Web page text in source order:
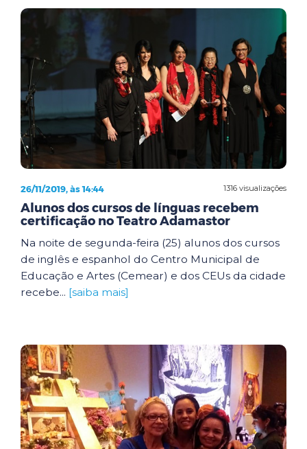
1316 visualizações
26/11/2019, às 14:44
Alunos dos cursos de línguas recebem
certificação no Teatro Adamastor
Na noite de segunda-feira (25) alunos dos cursos
de inglês e espanhol do Centro Municipal de
Educação e Artes (Cemear) e dos CEUs da cidade
recebe... [saiba mais]